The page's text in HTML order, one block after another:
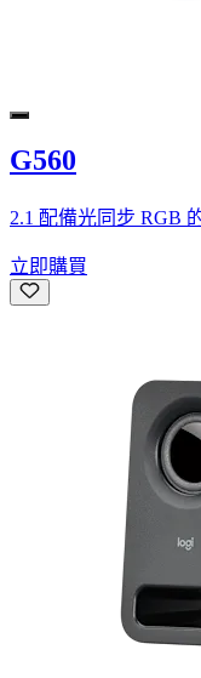
G560
2.1 配備光同步 RGB
立即購買